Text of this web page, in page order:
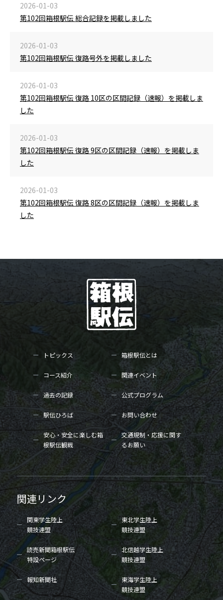
2026-01-03
第102回箱根駅伝 総合記録を掲載しました
2026-01-03
第102回箱根駅伝 復路号外を掲載しました
2026-01-03
第102回箱根駅伝 復路 10区の区間記録（速報）を掲載しま
した
2026-01-03
第102回箱根駅伝 復路 9区の区間記録（速報）を掲載しま
した
2026-01-03
第102回箱根駅伝 復路 8区の区間記録（速報）を掲載しま
した
トピックス 箱根駅伝とは
コース紹介 関連イベント
過去の記録 公式プログラム
駅伝ひろば お問い合わせ
安心・安全に楽しむ箱
根駅伝観戦
交通規制・応援に関す
るお願い
関連リンク
関東学生陸上
競技連盟
東北学生陸上
競技連盟
読売新聞箱根駅伝
特設ページ
北信越学生陸上
競技連盟
報知新聞社
東海学生陸上
競技連盟